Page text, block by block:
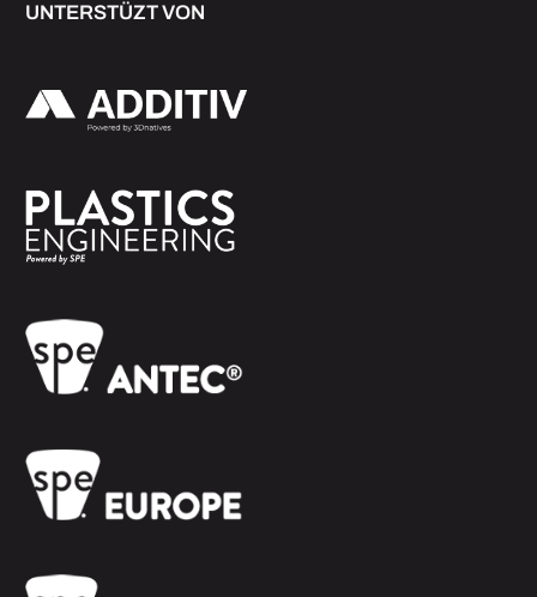
UNTERSTÜZT VON